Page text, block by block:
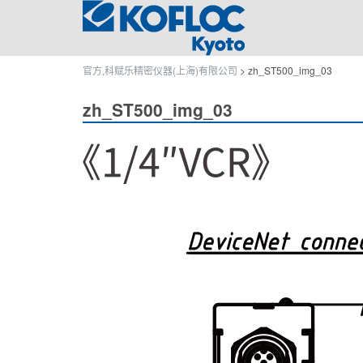
官方,科赋乐精密仪器(上海)有限公司 > zh_ST500_img_03
zh_ST500_img_03